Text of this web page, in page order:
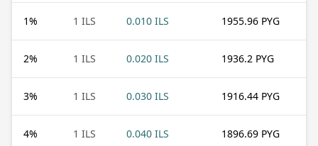
1% 1 ILS 0.010 ILS 1955.96 PYG
2% 1 ILS 0.020 ILS 1936.2 PYG
3% 1 ILS 0.030 ILS 1916.44 PYG
4% 1 ILS 0.040 ILS 1896.69 PYG